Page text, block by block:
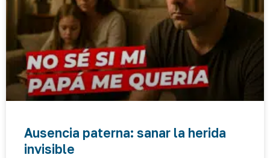
Ausencia paterna: sanar la herida
invisible